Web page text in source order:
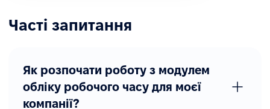
Часті запитання
Як розпочати роботу з модулем
обліку робочого часу для моєї
компанії?